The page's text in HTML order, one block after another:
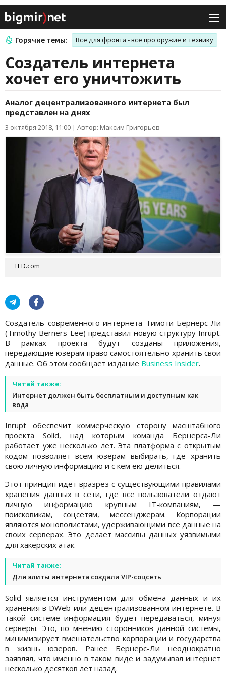
Горячие темы: Все для фронта - все про оружие и технику
Создатель интернета
хочет его уничтожить
Аналог децентрализованного интернета был
представлен на днях
3 октября 2018, 11:00 | Автор: Максим Григорьев
TED.com
Создатель современного интернета Тимоти Бернерс-Ли
(Timothy Berners-Lee) представил новую структуру Inrupt.
В рамках проекта будут созданы приложения,
передающие юзерам право самостоятельно хранить свои
данные. Об этом сообщает издание Business Insider.
Читай также:
Интернет должен быть бесплатным и доступным как
вода
Inrupt обеспечит коммерческую сторону масштабного
проекта Solid, над которым команда Бернерса-Ли
работает уже несколько лет. Эта платформа с открытым
кодом позволяет всем юзерам выбирать, где хранить
свою личную информацию и с кем ею делиться.
Этот принцип идет вразрез с существующими правилами
хранения данных в сети, где все пользователи отдают
личную информацию крупным IT-компаниям, —
поисковикам, соцсетям, мессенджерам. Корпорации
являются монополистами, удерживающими все данные на
своих серверах. Это делает массивы данных уязвимыми
для хакерских атак.
Читай также:
Для элиты интернета создали VIP-соцсеть
Solid является инструментом для обмена данных и их
хранения в DWeb или децентрализованном интернете. В
такой системе информация будет передаваться, минуя
серверы. Это, по мнению сторонников данной системы,
минимизирует вмешательство корпорации и государства
в жизнь юзеров. Ранее Бернерс-Ли неоднократно
заявлял, что именно в таком виде и задумывал интернет
несколько десятков лет назад.